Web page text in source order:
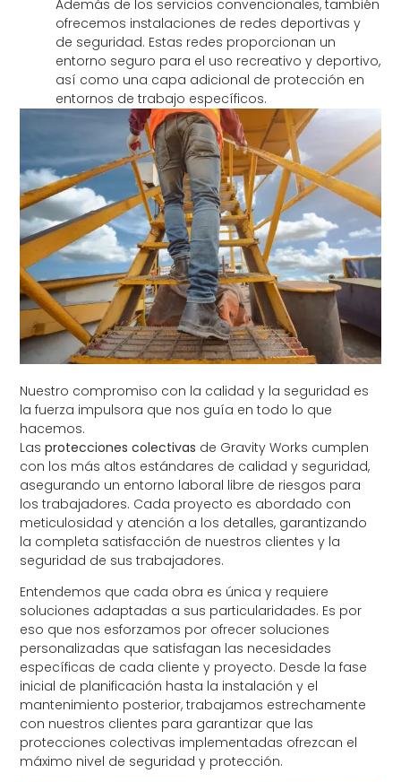
Además de los servicios convencionales, también
ofrecemos instalaciones de redes deportivas y
de seguridad. Estas redes proporcionan un
entorno seguro para el uso recreativo y deportivo,
así como una capa adicional de protección en
entornos de trabajo específicos.
Nuestro compromiso con la calidad y la seguridad es
la fuerza impulsora que nos guía en todo lo que
hacemos.
Lasprotecciones colectivas de Gravity Works cumplen
con los más altos estándares de calidad y seguridad,
asegurando un entorno laboral libre de riesgos para
los trabajadores. Cada proyecto es abordado con
meticulosidad y atención a los detalles, garantizando
la completa satisfacción de nuestros clientes y la
seguridad de sus trabajadores.
Entendemos que cada obra es única y requiere
soluciones adaptadas a sus particularidades. Es por
eso que nos esforzamos por ofrecer soluciones
personalizadas que satisfagan las necesidades
específicas de cada cliente y proyecto. Desde la fase
inicial de planificación hasta la instalación y el
mantenimiento posterior, trabajamos estrechamente
con nuestros clientes para garantizar que las
protecciones colectivas implementadas ofrezcan el
máximo nivel de seguridad y protección.